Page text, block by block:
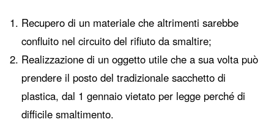
Recupero di un materiale che altrimenti sarebbe
confluito nel circuito del rifiuto da smaltire;
Realizzazione di un oggetto utile che a sua volta può
prendere il posto del tradizionale sacchetto di
plastica, dal 1 gennaio vietato per legge perché di
difficile smaltimento.